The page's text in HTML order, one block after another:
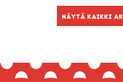
Näytä kaikki